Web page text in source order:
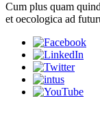
Cum plus quam
et oecologica ad